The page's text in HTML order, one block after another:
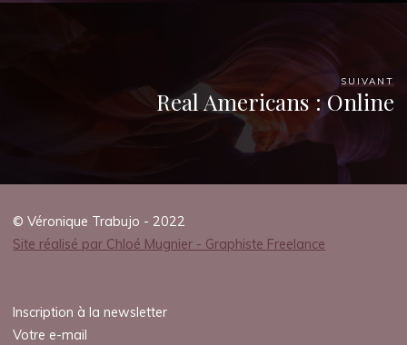
Chloé
SUIVANT
Real Americans : Online
© Véronique Trabujo - 2022
Site réalisé par Chloé Mugnier - Graphiste Freelance
Inscription à la newsletter
Votre e-mail